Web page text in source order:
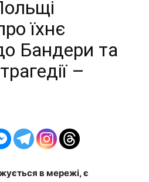
їхнє
Бандери та
–
в мережі, є